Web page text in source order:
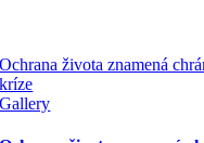
Ochrana života znamená
kríze
Gallery